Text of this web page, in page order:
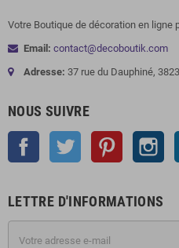
Votre Boutique de décoration en ligne
Email: contact@decoboutik.com
Adresse: 37 rue du Dauphiné,
NOUS SUIVRE
Facebook Twitter Pinterest
LETTRE D'INFORMATIONS